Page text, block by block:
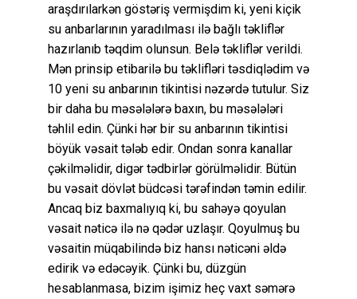
araşdırılarkən göstəriş vermişdim ki, yeni kiçik
su anbarlarının yaradılması ilə bağlı təkliflər
hazırlanıb təqdim olunsun. Belə təkliflər verildi.
Mən prinsip etibarilə bu təklifləri təsdiqlədim və
10 yeni su anbarının tikintisi nəzərdə tutulur. Siz
bir daha bu məsələlərə baxın, bu məsələləri
təhlil edin. Çünki hər bir su anbarının tikintisi
böyük vəsait tələb edir. Ondan sonra kanallar
çəkilməlidir, digər tədbirlər görülməlidir. Bütün
bu vəsait dövlət büdcəsi tərəfindən təmin edilir.
Ancaq biz baxmalıyıq ki, bu sahəyə qoyulan
vəsait nəticə ilə nə qədər uzlaşır. Qoyulmuş bu
vəsaitin müqabilində biz hansı nəticəni əldə
edirik və edəcəyik. Çünki bu, düzgün
hesablanmasa, bizim işimiz heç vaxt səmərə